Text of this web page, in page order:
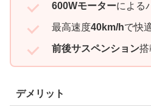
600Wモーターによる
最高速度40km/hで快
前後サスペンション搭
デメリット